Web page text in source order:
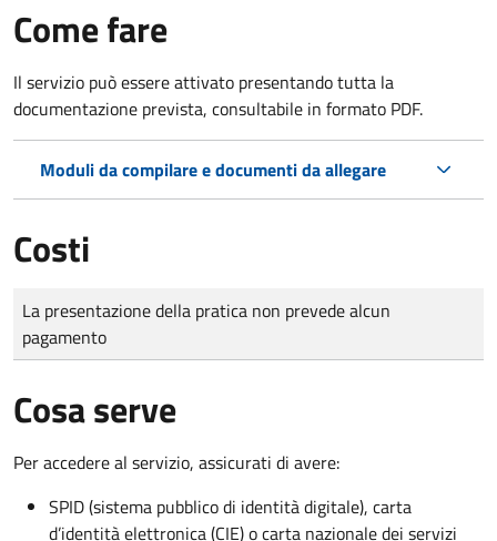
Come fare
Il servizio può essere attivato presentando tutta la
documentazione prevista, consultabile in formato PDF.
Moduli da compilare e documenti da allegare
Costi
Tipo di pagamento
Importo
La presentazione della pratica non prevede alcun
pagamento
Cosa serve
Per accedere al servizio, assicurati di avere:
SPID (sistema pubblico di identità digitale), carta
d’identità elettronica (CIE) o carta nazionale dei servizi